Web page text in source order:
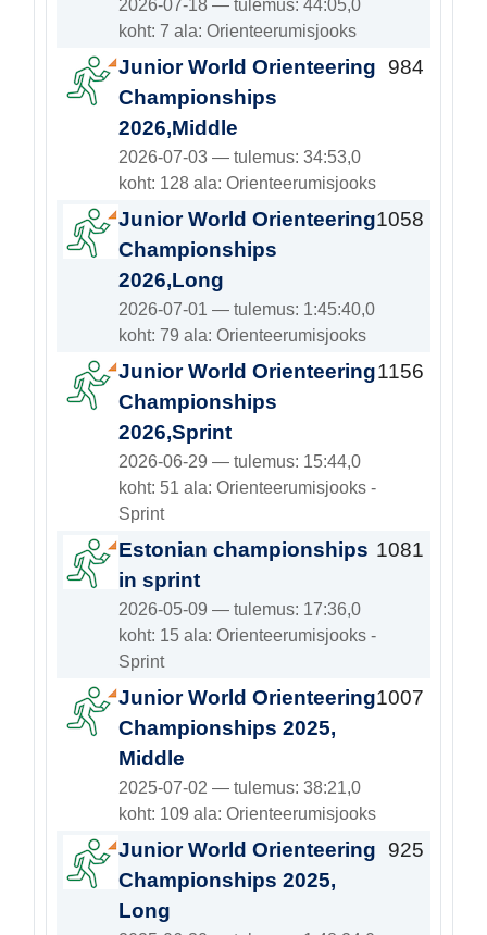
2026-07-18 — tulemus: 44:05,0
koht: 7 ala: Orienteerumisjooks
Junior World Orienteering
Championships
2026,Middle
2026-07-03 — tulemus: 34:53,0
koht: 128 ala: Orienteerumisjooks
984
Junior World Orienteering
Championships
2026,Long
2026-07-01 — tulemus: 1:45:40,0
koht: 79 ala: Orienteerumisjooks
1058
Junior World Orienteering
Championships
2026,Sprint
2026-06-29 — tulemus: 15:44,0
koht: 51 ala: Orienteerumisjooks -
Sprint
1156
Estonian championships
in sprint
2026-05-09 — tulemus: 17:36,0
koht: 15 ala: Orienteerumisjooks -
Sprint
1081
Junior World Orienteering
Championships 2025,
Middle
2025-07-02 — tulemus: 38:21,0
koht: 109 ala: Orienteerumisjooks
1007
Junior World Orienteering
Championships 2025,
Long
925